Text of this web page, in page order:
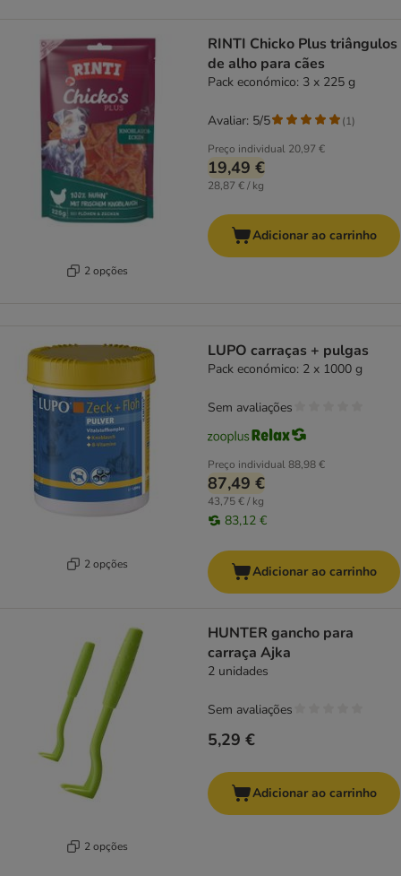
2 opções
RINTI Chicko Plus triângulos
de alho para cães
Pack económico: 3 x 225 g
Preço individual 20,97 €
19,49 €
28,87 € / kg
Avaliar: 5/5 (1)
Adicionar ao carrinho
2 opções
LUPO carraças + pulgas
Pack económico: 2 x 1000 g
Preço individual88,98 €
87,49 €
43,75 € / kg
83,12 €
Sem avaliações
Adicionar ao carrinho
2 opções
HUNTER gancho para
carraça Ajka
2 unidades
5,29 €
Sem avaliações
Adicionar ao carrinho